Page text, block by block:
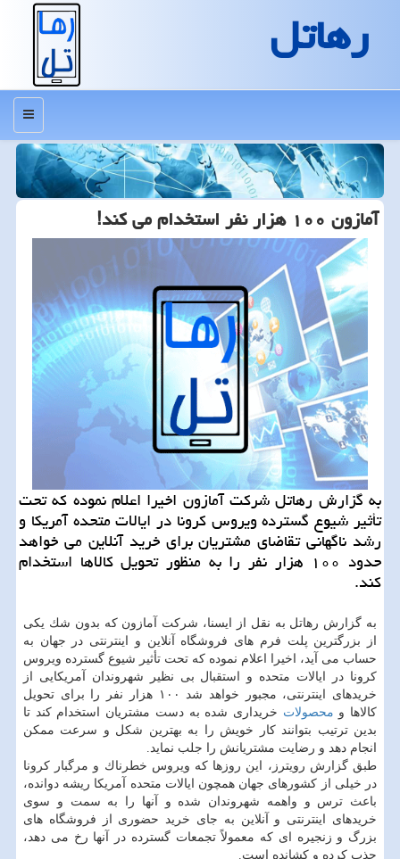
رهاتل
منو
آمازون ۱۰۰ هزار نفر استخدام می كند!
به گزارش رهاتل شركت آمازون اخیرا اعلام نموده كه تحت
تأثیر شیوع گسترده ویروس كرونا در ایالات متحده آمریكا و
رشد ناگهانی تقاضای مشتریان برای خرید آنلاین می خواهد
حدود ۱۰۰ هزار نفر را به منظور تحویل كالاها استخدام
كند.
به گزارش رهاتل به نقل از ایسنا، شركت آمازون كه بدون شك یكی
از بزرگترین پلت فرم های فروشگاه آنلاین و اینترنتی در جهان به
حساب می آید، اخیرا اعلام نموده كه تحت تأثیر شیوع گسترده ویروس
كرونا در ایالات متحده و استقبال بی نظیر شهروندان آمریكایی از
خریدهای اینترنتی، مجبور خواهد شد ۱۰۰ هزار نفر را برای تحویل
كالاها و محصولات خریداری شده به دست مشتریان استخدام كند تا
بدین ترتیب بتوانند كار خویش را به بهترین شكل و سرعت ممكن
انجام دهد و رضایت مشتریانش را جلب نماید.
طبق گزارش رویترز، این روزها كه ویروس خطرناك و مرگبار كرونا
در خیلی از كشورهای جهان همچون ایالات متحده آمریكا ریشه دوانده،
باعث ترس و واهمه شهروندان شده و آنها را به سمت و سوی
خریدهای اینترنتی و آنلاین به جای خرید حضوری از فروشگاه های
بزرگ و زنجیره ای كه معمولاً تجمعات گسترده در آنها رخ می دهد،
جذب كرده و كشانده است.